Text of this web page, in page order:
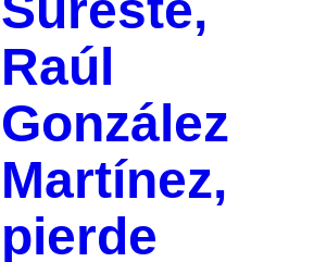
Raúl
González
Martínez,
pierde